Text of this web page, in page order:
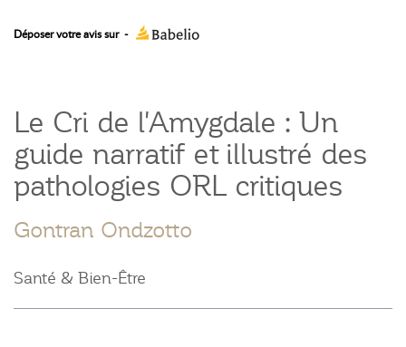
Déposer votre avis sur -
Le Cri de l'Amygdale : Un
guide narratif et illustré des
pathologies ORL critiques
Gontran Ondzotto
Santé & Bien-Être